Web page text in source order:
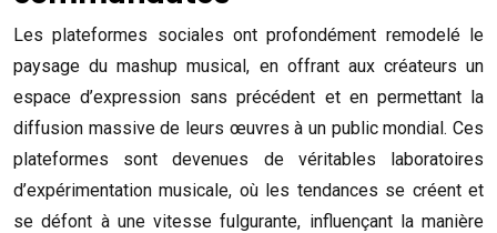
Les plateformes sociales ont profondément remodelé le
paysage du mashup musical, en offrant aux créateurs un
espace d’expression sans précédent et en permettant la
diffusion massive de leurs œuvres à un public mondial. Ces
plateformes sont devenues de véritables laboratoires
d’expérimentation musicale, où les tendances se créent et
se défont à une vitesse fulgurante, influençant la manière